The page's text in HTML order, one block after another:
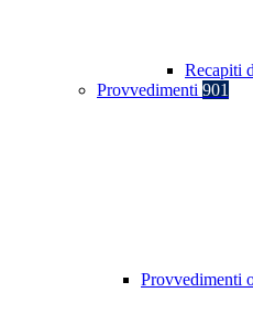
Recapiti
Provvedimenti 901
Provvedimenti